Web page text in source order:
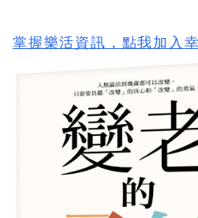
掌握樂活資訊， 點我加入